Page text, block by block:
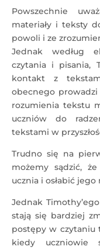
Powszechnie
materiały i teksty
powoli i ze
Jednak według
czytania i pisania,
kontakt z
obecnego
rozumienia tekstu
uczniów do
tekstami w
Trudno się na
możemy sądzić,
ucznia i osłabić
Jednak
stają się bardziej
postępy w czytaniu
kiedy uczniowie